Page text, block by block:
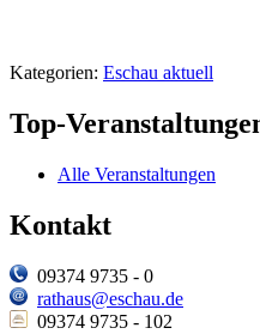
Kategorien: Eschau aktuell
Top-
Alle Veranstaltungen
Kontakt
09374 9735 - 0
rathaus@eschau.de
09374 9735 - 102